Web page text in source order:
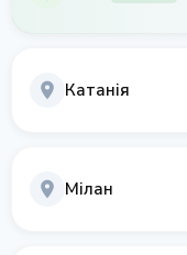
Катанія
Мілан